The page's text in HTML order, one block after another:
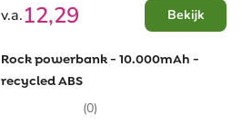
v.a.12,29 Bekijk
Rock powerbank - 10.000mAh -
recycled ABS
(0)